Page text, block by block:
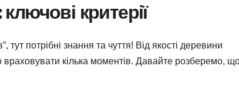
критерії
потрібні знання та чуття! Від якості деревини
враховувати кілька моментів. Давайте розберемо,